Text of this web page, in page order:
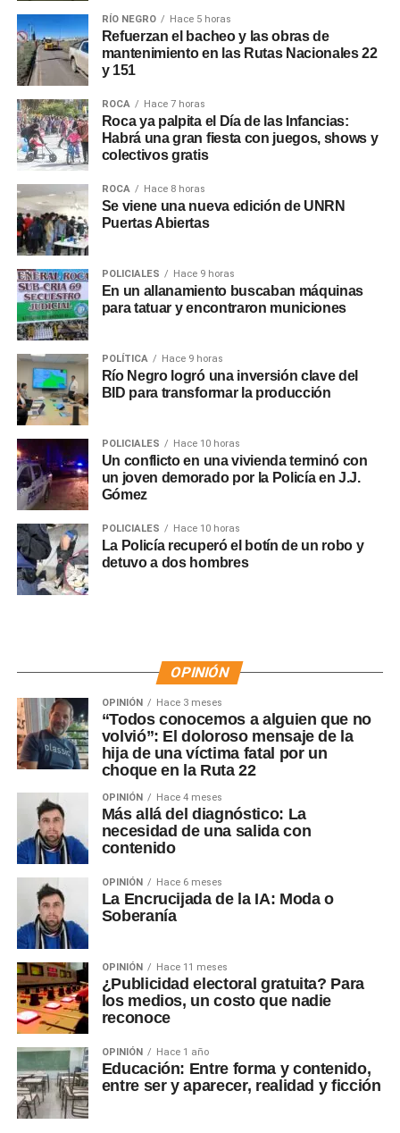
RÍO NEGRO Hace 5 horas
Refuerzan el bacheo y las obras de
mantenimiento en las Rutas Nacionales 22
y 151
ROCA Hace 7 horas
Roca ya palpita el Día de las Infancias:
Habrá una gran fiesta con juegos, shows y
colectivos gratis
ROCA Hace 8 horas
Se viene una nueva edición de UNRN
Puertas Abiertas
POLICIALES Hace 9 horas
En un allanamiento buscaban máquinas
para tatuar y encontraron municiones
POLÍTICA Hace 9 horas
Río Negro logró una inversión clave del
BID para transformar la producción
POLICIALES Hace 10 horas
Un conflicto en una vivienda terminó con
un joven demorado por la Policía en J.J.
Gómez
POLICIALES Hace 10 horas
La Policía recuperó el botín de un robo y
detuvo a dos hombres
OPINIÓN
OPINIÓN Hace 3 meses
“Todos conocemos a alguien que no
volvió”: El doloroso mensaje de la
hija de una víctima fatal por un
choque en la Ruta 22
OPINIÓN Hace 4 meses
Más allá del diagnóstico: La
necesidad de una salida con
contenido
OPINIÓN Hace 6 meses
La Encrucijada de la IA: Moda o
Soberanía
OPINIÓN Hace 11 meses
¿Publicidad electoral gratuita? Para
los medios, un costo que nadie
reconoce
OPINIÓN Hace 1 año
Educación: Entre forma y contenido,
entre ser y aparecer, realidad y ficción